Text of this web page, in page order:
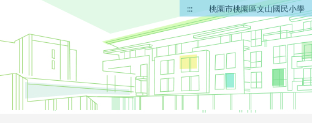
::: 桃園市桃園區文山國民小學